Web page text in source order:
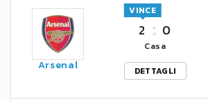
Arsenal
2
VINCE
0
Casa
DETTAGLI